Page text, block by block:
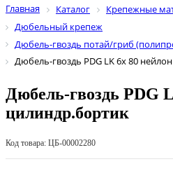
Главная Каталог
Крепежные
Дюбельный крепеж
Дюбель-гвоздь потай/гриб
Дюбель-гвоздь PDG LK 6х 80
Дюбель-гвоздь PDG
цилиндр.бортик
Код товара: ЦБ-00002280